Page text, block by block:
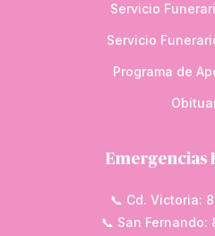
Servicio
Servicio
Programa de
Emergencias
📞 Cd. Victoria:
📞 San Fernando: